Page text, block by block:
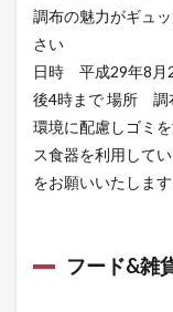
調布の魅力がギュ
さい
日時 平成29年8月
後4時まで 場所 調
環境に配慮しゴミ
ス食器を利用して
をお願いいたします
フード&雑